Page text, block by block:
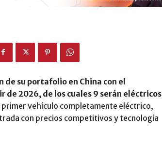
de su portafolio en China con el
de 2026, de los cuales 9 serán eléctricos
vehículo completamente eléctrico,
con precios competitivos y tecnología